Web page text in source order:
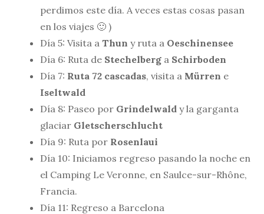
perdimos este día. A veces estas cosas pasan
en los viajes 🙂 )
Día 5: Visita a Thun y ruta a Oeschinensee
Día 6: Ruta de Stechelberg a Schirboden
Día 7: Ruta 72 cascadas, visita a Mürren e
Iseltwald
Día 8: Paseo por Grindelwald y la garganta
glaciar Gletscherschlucht
Día 9: Ruta por Rosenlaui
Día 10: Iniciamos regreso pasando la noche en
el Camping Le Veronne, en Saulce-sur-Rhône,
Francia.
Día 11: Regreso a Barcelona